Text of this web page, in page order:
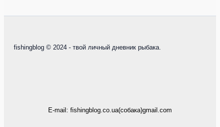
fishingblog © 2024 - твой личный дневник рыбака.
E-mail: fishingblog.co.ua(собака)gmail.com